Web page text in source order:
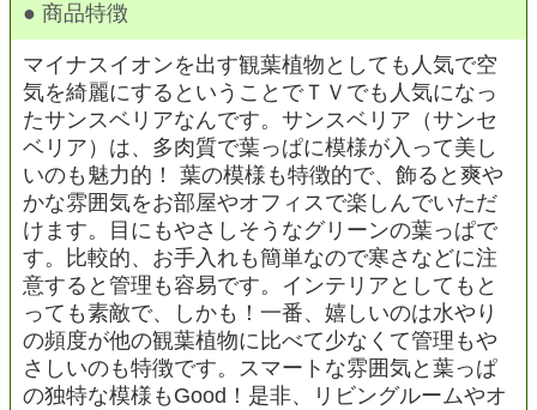
● 商品特徴
マイナスイオンを出す観葉植物としても人気で空
気を綺麗にするということでＴＶでも人気になっ
たサンスベリアなんです。サンスベリア（サンセ
ベリア）は、多肉質で葉っぱに模様が入って美し
いのも魅力的！ 葉の模様も特徴的で、飾ると爽や
かな雰囲気をお部屋やオフィスで楽しんでいただ
けます。目にもやさしそうなグリーンの葉っぱで
す。比較的、お手入れも簡単なので寒さなどに注
意すると管理も容易です。インテリアとしてもと
っても素敵で、しかも！一番、嬉しいのは水やり
の頻度が他の観葉植物に比べて少なくて管理もや
さしいのも特徴です。スマートな雰囲気と葉っぱ
の独特な模様もGood！是非、リビングルームやオ